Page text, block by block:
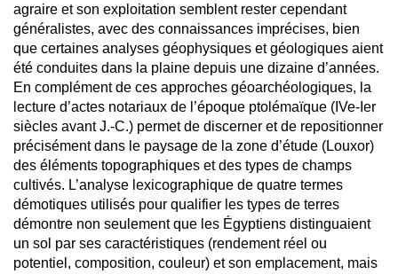
agraire et son exploitation semblent rester cependant
généralistes, avec des connaissances imprécises, bien
que certaines analyses géophysiques et géologiques aient
été conduites dans la plaine depuis une dizaine d’années.
En complément de ces approches géoarchéologiques, la
lecture d’actes notariaux de l’époque ptolémaïque (IVe-Ier
siècles avant J.-C.) permet de discerner et de repositionner
précisément dans le paysage de la zone d’étude (Louxor)
des éléments topographiques et des types de champs
cultivés. L’analyse lexicographique de quatre termes
démotiques utilisés pour qualifier les types de terres
démontre non seulement que les Égyptiens distinguaient
un sol par ses caractéristiques (rendement réel ou
potentiel, composition, couleur) et son emplacement, mais